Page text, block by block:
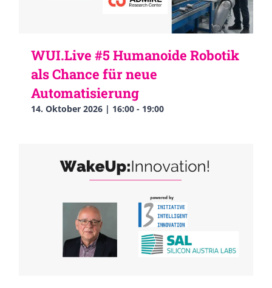
WUI.Live #5 Humanoide Robotik
als Chance für neue
Automatisierung
14. Oktober 2026 | 16:00 - 19:00